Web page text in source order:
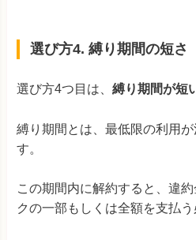
選び方4. 縛り期間の短さ
選び方4つ目は、 縛り期間が短
縛り期間とは、最低限の利用
す。
この期間内に解約すると、違
クの一部もしくは全額を支払う